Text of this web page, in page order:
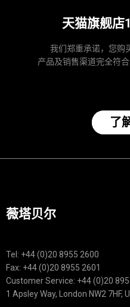
天猫旗舰店
我们郑重承诺，您购
产品及销售渠道完全符
了
薇塔贝尔
Tel: +44 (0)20 8955 2600
Fax: +44 (0)20 8955 2601
Customer Service: +44 (0)20
1 Apsley Way, London NW2 7HF,